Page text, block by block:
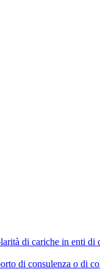
di cariche in enti
di consulenza o di